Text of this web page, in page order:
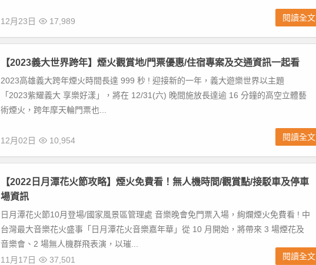
12月23日 17,989 閱讀全文
【2023義大世界跨年】煙火觀賞地/門票優惠/住宿專案及交通資訊一起看
2023高雄義大跨年煙火時間長達 999 秒 ! 迎接新的一年，義大遊樂世界以主題
「2023紫耀義大 享樂好漾」，將在 12/31(六) 晚間施放長達逾 16 分鐘的高空立體藝
術煙火，跨年摩天輪門票也...
12月02日 10,954 閱讀全文
【2022日月潭花火節攻略】煙火免費看！無人機時間/觀賞點/接駁車及停車
場資訊
日月潭花火節10月登場/國家風景區管理處 音樂晚會免門票入場，絢爛煙火免費看 ! 中
台灣最大音樂花火盛事「日月潭花火音樂嘉年華」從 10 月開始，將帶來 3 場煙花及
音樂會、2 場無人機群飛表演，以璀...
11月17日
37,501 閱讀全文